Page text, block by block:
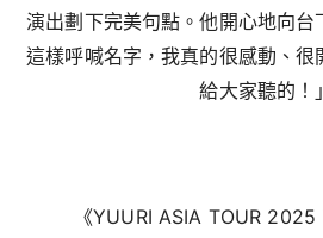
演出劃下完美句點。他開心地向
這樣呼喊名字，我真的很感動、
給大家聽的！」
《YUURI ASIA TOUR